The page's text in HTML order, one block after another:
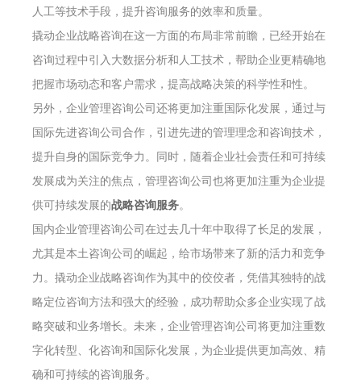
人工等技术手段，提升咨询服务的效率和质量。
撬动企业战略咨询在这一方面的布局非常前瞻，已经开始在
咨询过程中引入大数据分析和人工技术，帮助企业更精确地
把握市场动态和客户需求，提高战略决策的科学性和性。
另外，企业管理咨询公司还将更加注重国际化发展，通过与
国际先进咨询公司合作，引进先进的管理理念和咨询技术，
提升自身的国际竞争力。同时，随着企业社会责任和可持续
发展成为关注的焦点，管理咨询公司也将更加注重为企业提
供可持续发展的战略咨询服务。
国内企业管理咨询公司在过去几十年中取得了长足的发展，
尤其是本土咨询公司的崛起，给市场带来了新的活力和竞争
力。撬动企业战略咨询作为其中的佼佼者，凭借其独特的战
略定位咨询方法和强大的经验，成功帮助众多企业实现了战
略突破和业务增长。未来，企业管理咨询公司将更加注重数
字化转型、化咨询和国际化发展，为企业提供更加高效、精
确和可持续的咨询服务。